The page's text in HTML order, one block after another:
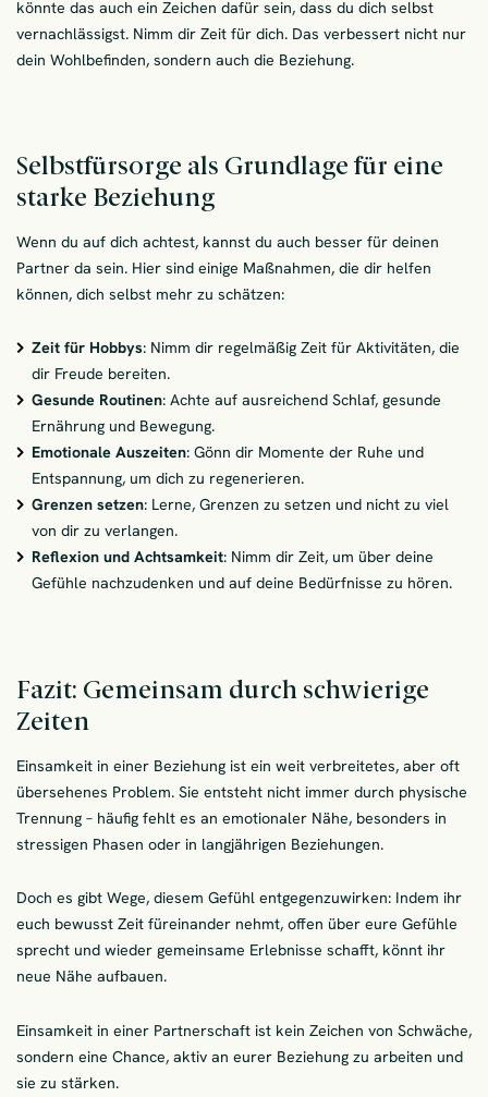
könnte das auch ein Zeichen dafür sein, dass du dich selbst
vernachlässigst. Nimm dir Zeit für dich. Das verbessert nicht nur
dein Wohlbefinden, sondern auch die Beziehung.
Selbstfürsorge als Grundlage für eine
starke Beziehung
Wenn du auf dich achtest, kannst du auch besser für deinen
Partner da sein. Hier sind einige Maßnahmen, die dir helfen
können, dich selbst mehr zu schätzen:
Zeit für Hobbys: Nimm dir regelmäßig Zeit für Aktivitäten, die
dir Freude bereiten.
Gesunde Routinen: Achte auf ausreichend Schlaf, gesunde
Ernährung und Bewegung.
Emotionale Auszeiten: Gönn dir Momente der Ruhe und
Entspannung, um dich zu regenerieren.
Grenzen setzen: Lerne, Grenzen zu setzen und nicht zu viel
von dir zu verlangen.
Reflexion und Achtsamkeit: Nimm dir Zeit, um über deine
Gefühle nachzudenken und auf deine Bedürfnisse zu hören.
Fazit: Gemeinsam durch schwierige
Zeiten
Einsamkeit in einer Beziehung ist ein weit verbreitetes, aber oft
übersehenes Problem. Sie entsteht nicht immer durch physische
Trennung – häufig fehlt es an emotionaler Nähe, besonders in
stressigen Phasen oder in langjährigen Beziehungen.
Doch es gibt Wege, diesem Gefühl entgegenzuwirken: Indem ihr
euch bewusst Zeit füreinander nehmt, offen über eure Gefühle
sprecht und wieder gemeinsame Erlebnisse schafft, könnt ihr
neue Nähe aufbauen.
Einsamkeit in einer Partnerschaft ist kein Zeichen von Schwäche,
sondern eine Chance, aktiv an eurer Beziehung zu arbeiten und
sie zu stärken.